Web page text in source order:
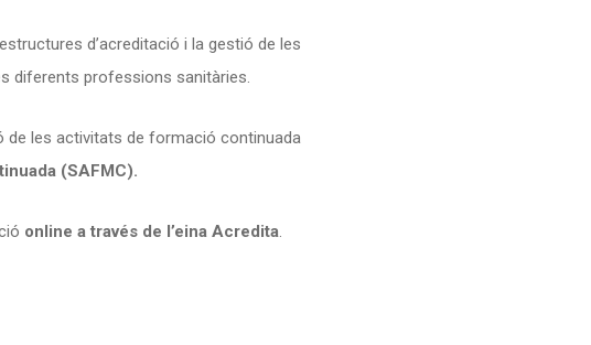
d’acreditació i la gestió de les
diferents professions sanitàries.
de les activitats de formació continuada
(SAFMC).
online a través de l’eina Acredita.